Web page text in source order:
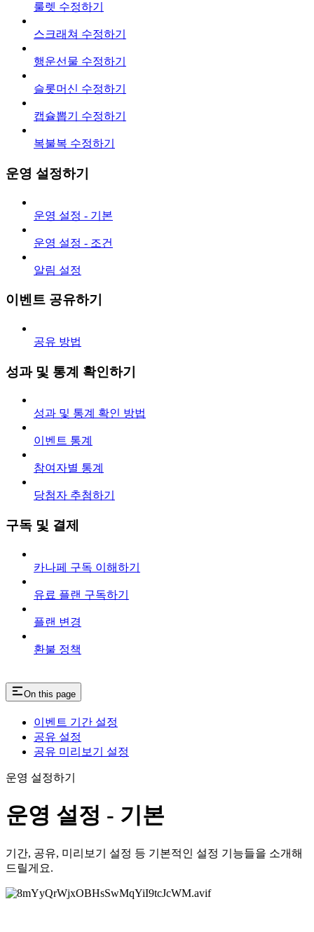
룰렛 수정하기
스크래쳐 수정하기
행운선물 수정하기
슬롯머신 수정하기
캡슐뽑기 수정하기
복불복 수정하기
운영 설정하기
운영 설정 - 기본
운영 설정 - 조건
알림 설정
이벤트 공유하기
공유 방법
성과 및 통계 확인하기
성과 및 통계 확인 방법
이벤트 통계
참여자별 통계
당첨자 추첨하기
구독 및 결제
카나페 구독 이해하기
유료 플랜 구독하기
플랜 변경
환불 정책
On this page
이벤트 기간 설정
공유 설정
공유 미리보기 설정
운영 설정하기
운영 설정 - 기본
기간, 공유, 미리보기 설정 등 기본적인 설정 기능들을 소개해
드릴게요.